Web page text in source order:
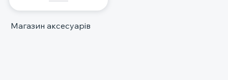
Магазин аксесуарів